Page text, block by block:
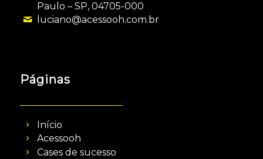
Paulo – SP, 04705-000
luciano@acessooh.com.br
Páginas
Início
Acessooh
Cases de sucesso